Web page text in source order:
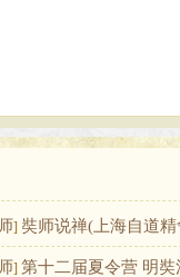
] 奘师说禅(上海自道精
] 第十二届夏令营 明